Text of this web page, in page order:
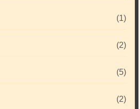
(1)
(2)
(5)
(2)